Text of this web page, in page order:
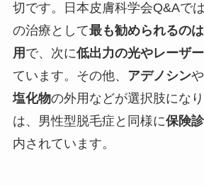
切です。日本皮膚科学会Q&Aで
の治療として最も勧められるの
用 で、次に低出力の光やレーザ
ています。その他、 アデノシンや
塩化物の外用などが選択肢にな
は、男性型脱毛症と同様に保険
内されています。